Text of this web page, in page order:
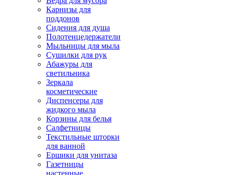
Карнизы для
поддонов
Сидения для душа
Полотенцедержатели
Мыльницы для мыла
Сушилки для рук
Абажуры для
светильника
Зеркала
косметические
Диспенсеры для
жидкого мыла
Корзины для белья
Салфетницы
Текстильные шторки
для ванной
Ершики для унитаза
Газетницы
настенные